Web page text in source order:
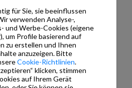
32.668,95 Kb
55.862,10 Kb
133,75 Kb
295,90 Kb
für Sie, sie beeinflussen
verwenden Analyse-,
und Werbe-Cookies (eigene
um Profile basierend auf
zu erstellen und Ihnen
anzuzeigen. Bitte
Cookie-Richtlinien.
klicken, stimmen
auf Ihrem Gerät